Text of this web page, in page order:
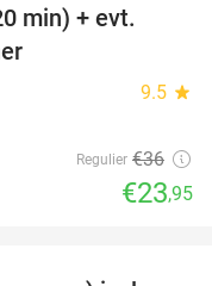
min) + evt.
9.5 star
Regulier €36
€23,95